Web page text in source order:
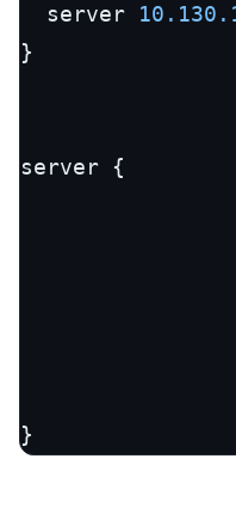
server 10.130
}
server {
}